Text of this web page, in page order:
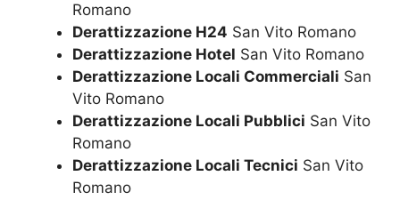
Romano
Derattizzazione H24 San Vito Romano
Derattizzazione Hotel San Vito Romano
Derattizzazione Locali Commerciali San
Vito Romano
Derattizzazione Locali Pubblici San Vito
Romano
Derattizzazione Locali Tecnici San Vito
Romano